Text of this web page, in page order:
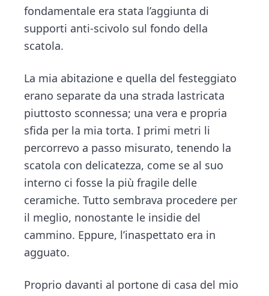
fondamentale era stata l’aggiunta di
supporti anti-scivolo sul fondo della
scatola.
La mia abitazione e quella del festeggiato
erano separate da una strada lastricata
piuttosto sconnessa; una vera e propria
sfida per la mia torta. I primi metri li
percorrevo a passo misurato, tenendo la
scatola con delicatezza, come se al suo
interno ci fosse la più fragile delle
ceramiche. Tutto sembrava procedere per
il meglio, nonostante le insidie del
cammino. Eppure, l’inaspettato era in
agguato.
Proprio davanti al portone di casa del mio